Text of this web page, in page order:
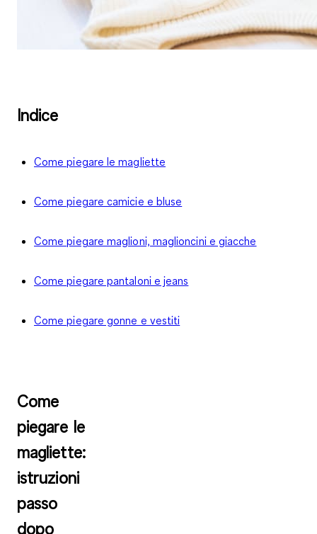
Indice
Come piegare le magliette
Come piegare camicie e bluse
Come piegare maglioni, maglioncini e giacche
Come piegare pantaloni e jeans
Come piegare gonne e vestiti
Come
piegare le
magliette:
istruzioni
passo
dopo